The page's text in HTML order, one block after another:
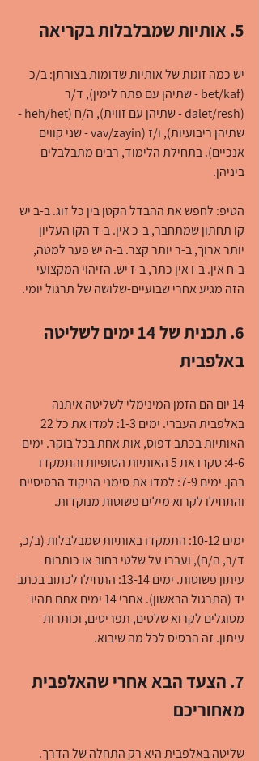
5. אותיות שמבלבלות בקריאה
יש כמה זוגות של אותיות שדומות בצורתן: ב/כ
(bet/kaf - שתיהן עם פתח לימין), ד/ר
(dalet/resh - שתיהן עם זווית), ה/ח (heh/het -
שתיהן ריבועיות), ו/ז (vav/zayin - שני קווים
אנכיים). בתחילת הלימוד, רבים מתבלבלים
ביניהן.
הטיפ: לחפש את ההבדל הקטן בין כל זוג. ב-ב יש
קו תחתון שמתחבר, ב-כ אין. ב-ד הקו העליון
יותר ארוך, ב-ר יותר קצר. ב-ה יש פער למטה,
ב-ח אין. ב-ו אין כתר, ב-ז יש. הזיהוי המקצועי
הזה מגיע אחרי שבועיים-שלושה של תרגול יומי.
6. תכנית של 14 ימים לשליטה
באלפבית
14 יום הם הזמן המינימלי לשליטה איתנה
האותיות בכתב דפוס, אות אחת בכל בוקר. ימים
4-6: סקרו את 5 האותיות הסופיות והתמקדו
בהן. ימים 7-9: למדו את סימני הניקוד הבסיסיים
והתחילו לקרוא מילים פשוטות מנוקדות.
ימים 10-12: התמקדו באותיות שמבלבלות (ב/כ,
ד/ר, ה/ח), ועברו על שלטי רחוב או כותרות
עיתון פשוטות. ימים 13-14: התחילו לכתוב בכתב
יד (התרגול הראשון). אחרי 14 ימים אתם תהיו
מסוגלים לקרוא שלטים, תפריטים, וכותרות
עיתון. זה הבסיס לכל מה שיבוא.
7. הצעד הבא אחרי שהאלפבית
מאחוריכם
שליטה באלפבית היא רק התחלה של הדרך.